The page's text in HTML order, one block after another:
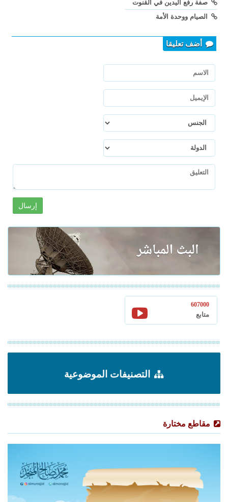
صفة رفع اليدين في القنوت
الصيام ووحدة الأمة
أضف تعليقا
إرسال
607000
متابع
التصنيفات الموضوعية
مقاطع مختارة